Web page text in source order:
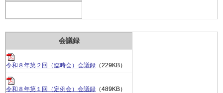
会議録
令和８年第２回（臨時会）会議録 （229KB）
令和８年第１回（定例会）会議録 （489KB）